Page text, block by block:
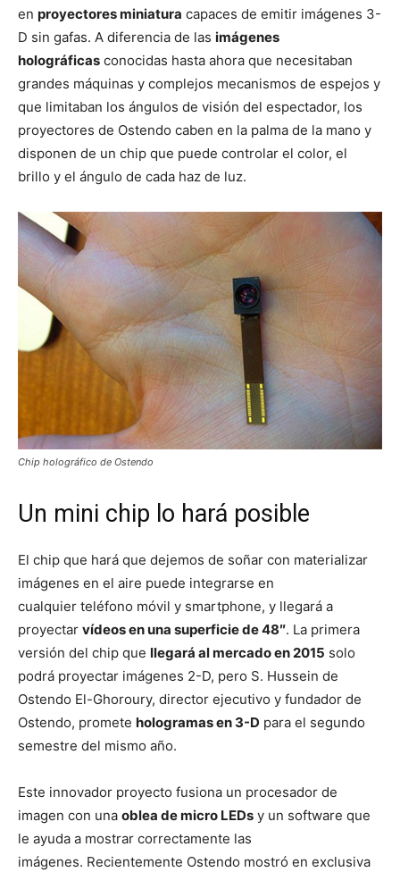
en proyectores miniatura capaces de emitir imágenes 3-
D sin gafas. A diferencia de las imágenes
holográficas conocidas hasta ahora que necesitaban
grandes máquinas y complejos mecanismos de espejos y
que limitaban los ángulos de visión del espectador, los
proyectores de Ostendo caben en la palma de la mano y
disponen de un chip que puede controlar el color, el
brillo y el ángulo de cada haz de luz.
Chip holográfico de Ostendo
Un mini chip lo hará posible
El chip que hará que dejemos de soñar con materializar
imágenes en el aire puede integrarse en
cualquier teléfono móvil y smartphone, y llegará a
proyectar vídeos en una superficie de 48″. La primera
versión del chip que llegará al mercado en 2015 solo
podrá proyectar imágenes 2-D, pero S. Hussein de
Ostendo El-Ghoroury, director ejecutivo y fundador de
Ostendo, promete hologramas en 3-D para el segundo
semestre del mismo año.
Este innovador proyecto fusiona un procesador de
imagen con una oblea de micro LEDs y un software que
le ayuda a mostrar correctamente las
imágenes. Recientemente Ostendo mostró en exclusiva